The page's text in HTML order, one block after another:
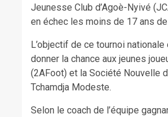
Jeunesse Club d’Agoè-Nyivé
en échec les moins de 17 ans
L’objectif de ce tournoi
donner la chance aux jeunes
(2AFoot) et la Société Nouvelle
Tchamdja Modeste.
Selon le coach de l’équipe